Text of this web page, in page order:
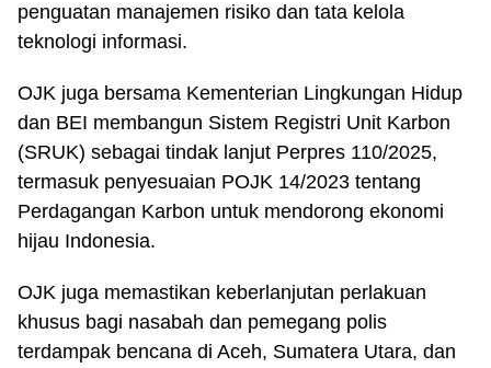
penguatan manajemen risiko dan tata kelola
teknologi informasi.
OJK juga bersama Kementerian Lingkungan Hidup
dan BEI membangun Sistem Registri Unit Karbon
(SRUK) sebagai tindak lanjut Perpres 110/2025,
termasuk penyesuaian POJK 14/2023 tentang
Perdagangan Karbon untuk mendorong ekonomi
hijau Indonesia.
OJK juga memastikan keberlanjutan perlakuan
khusus bagi nasabah dan pemegang polis
terdampak bencana di Aceh, Sumatera Utara, dan